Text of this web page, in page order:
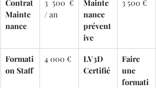
Contrat
Mainte
nance
3 500 €
/ an
Mainte
nance
prévent
ive
3 500 €
Formati
on Staff
4 000 €
LV3D
Certifié
Faire
une
formati